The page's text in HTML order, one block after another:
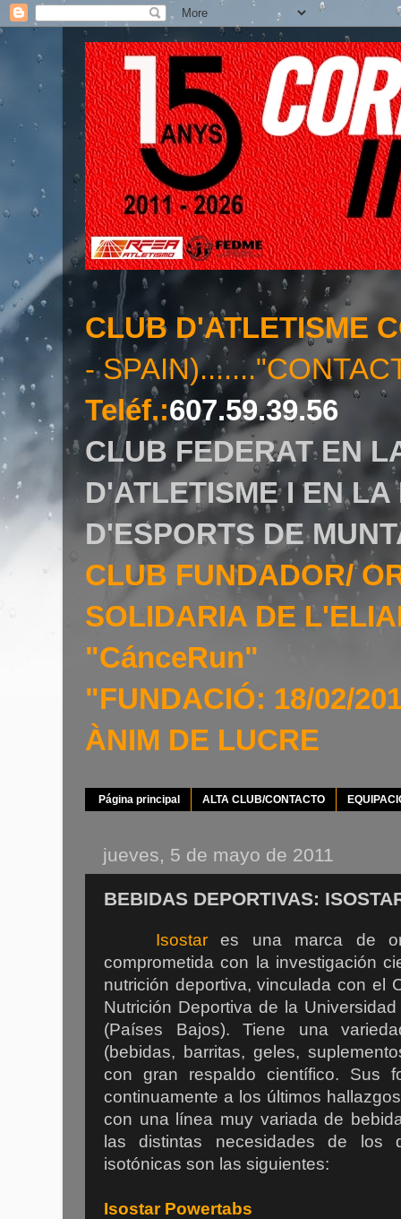
CLUB D'ATLETISME
-
Teléf.:607.59.39.56
CLUB FEDERAT EN
D'ATLETISME I EN
D'ESPORTS DE
CLUB FUNDADOR/
SOLIDARIA DE
"CánceRun"
"FUNDACIÓ: 18/02/
ÀNIM DE LUCRE
Página principal ALTA CLUB/CONTACTO
jueves, 5 de mayo de 2011
BEBIDAS DEPORTIVAS:
Isostar es una marca de
comprometida con la investigación
nutrición deportiva, vinculada con el
Nutrición Deportiva de la
(Países Bajos). Tiene una
(bebidas, barritas, geles,
con gran respaldo científico. Sus
continuamente a los últimos
con una línea muy variada de
las distintas necesidades de los
isotónicas son las siguientes:
Isostar Powertabs